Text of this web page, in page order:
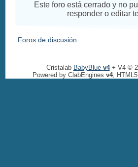
Este foro está cerrado y no
responder o editar
Foros de discusión
Cristalab BabyBlue v4+ V4 ©
Powered by ClabEngines v4,